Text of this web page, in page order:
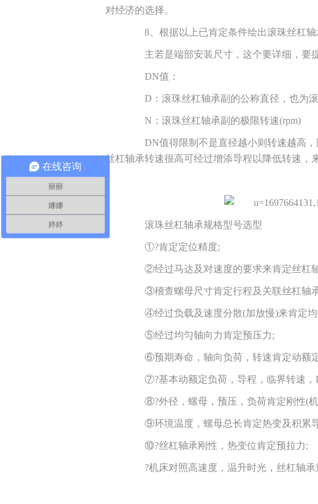
对经济的选择。
8、根据以上已肯定条件绘出滚珠丝杠轴
主若是端部安装尺寸，这个要详细，要提
DN值：
D：滚珠丝杠轴承副的公称直径，也为滚
N：滚珠丝杠轴承副的极限转速(rpm)
DN值得限制不是直径越小则转速越高，
丝杠轴承转速很高可经过增添导程以降低转速，
滚珠丝杠轴承规格型号选型
①?肯定定位精度;
②经过马达及对速度的要求来肯定丝杠
③稽查螺母尺寸肯定行程及关联丝杠轴
④经过负载及速度分散(加放慢)来肯定均
⑤经过均匀轴向力肯定预压力;
⑥预期寿命，轴向负荷，转速肯定动额
⑦?基本动额定负荷，导程，临界转速，
⑧?外径，螺母，预压，负荷肯定刚性(机
⑨环境温度，螺母总长肯定热变及积累
⑩?丝杠轴承刚性，热变位肯定预拉力;
?机床对照高速度，温升时光，丝杠轴承
在线咨询
丽丽
娜娜
婷婷